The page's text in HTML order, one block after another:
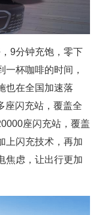
9分钟充饱，零下
一杯咖啡的时间，
也在全国加速落
座闪充站，覆盖全
座闪充站，覆盖
上闪充技术，再加
焦虑，让出行更加